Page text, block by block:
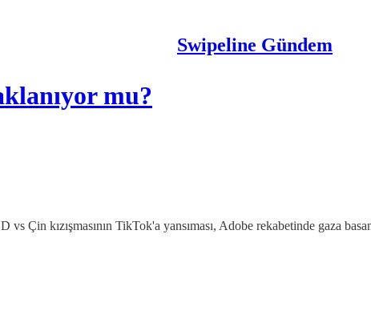
Swipeline Gündem
mu?
Çin kızışmasının TikTok'a yansıması, Adobe rekabetinde gaza